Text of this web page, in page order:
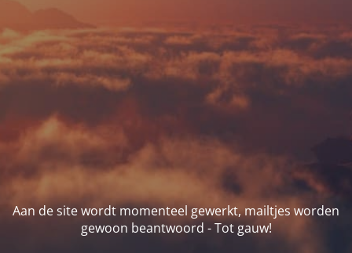
Aan de site wordt momenteel gewerkt, mailtjes worden
gewoon beantwoord - Tot gauw!